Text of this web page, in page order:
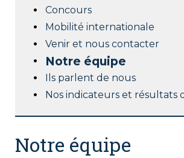
Concours
Mobilité internationale
Venir et nous contacter
Notre équipe
Ils parlent de nous
Nos indicateurs et résultats
Notre équipe